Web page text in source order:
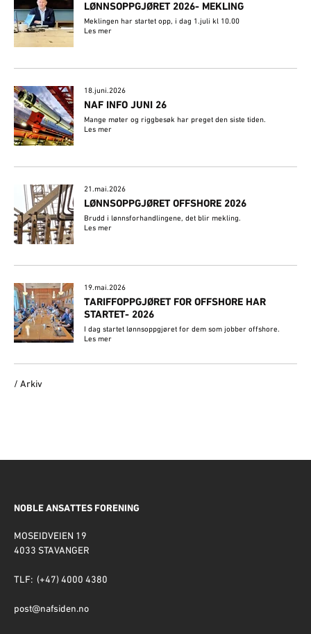
LØNNSOPPGJØRET 2026- MEKLING
Meklingen har startet opp, i dag 1.juli kl 10.00
Les mer
18.juni.2026
NAF INFO JUNI 26
Mange møter og riggbesøk har preget den siste tiden.
Les mer
21.mai.2026
LØNNSOPPGJØRET OFFSHORE 2026
Brudd i lønnsforhandlingene, det blir mekling.
Les mer
19.mai.2026
​TARIFFOPPGJØRET FOR OFFSHORE HAR
STARTET- 2026
I dag startet lønnsoppgjøret for dem som jobber offshore.
Les mer
/ Arkiv
NOBLE ANSATTES FORENING
MOSEIDVEIEN 19
4033 STAVANGER
TLF: (+47) 4000 4380
post@nafsiden.no